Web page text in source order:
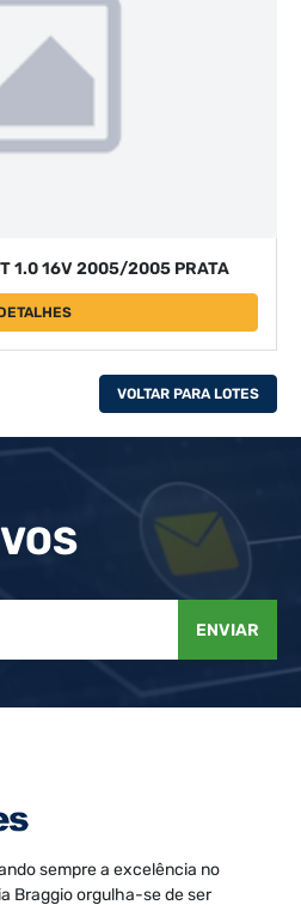
1.0 16V 2005/2005 PRATA
VOLTAR PARA LOTES
ENVIAR
sempre a excelência no
Braggio orgulha-se de ser